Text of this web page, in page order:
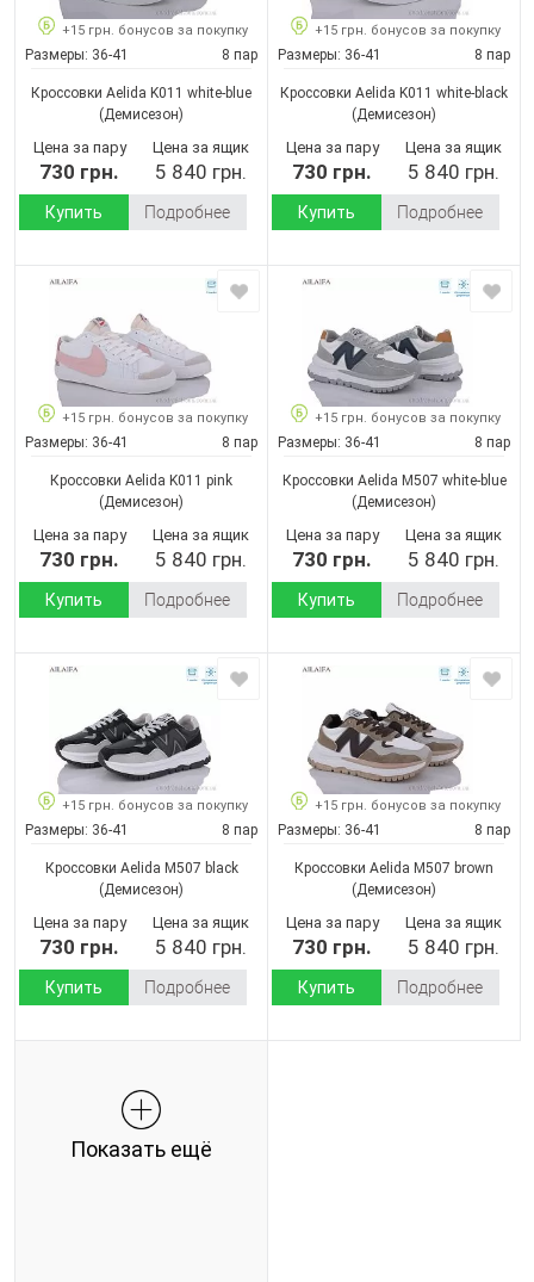
+15 грн. бонусов за покупку
Размеры: 36-41 8 пар
Кроссовки Aelida K011 white-blue
(Демисезон)
Цена за пару
730 грн.
Цена за ящик
5 840 грн.
Купить Подробнее
+15 грн. бонусов за покупку
Размеры: 36-41 8 пар
Кроссовки Aelida K011 white-black
(Демисезон)
Цена за пару
730 грн.
Цена за ящик
5 840 грн.
Купить Подробнее
+15 грн. бонусов за покупку
Размеры: 36-41 8 пар
Кроссовки Aelida K011 pink
(Демисезон)
Цена за пару
730 грн.
Цена за ящик
5 840 грн.
Купить Подробнее
+15 грн. бонусов за покупку
Размеры: 36-41 8 пар
Кроссовки Aelida M507 white-blue
(Демисезон)
Цена за пару
730 грн.
Цена за ящик
5 840 грн.
Купить Подробнее
+15 грн. бонусов за покупку
Размеры: 36-41 8 пар
Кроссовки Aelida M507 black
(Демисезон)
Цена за пару
730 грн.
Цена за ящик
5 840 грн.
Купить Подробнее
+15 грн. бонусов за покупку
Размеры: 36-41 8 пар
Кроссовки Aelida M507 brown
(Демисезон)
Цена за пару
730 грн.
Цена за ящик
5 840 грн.
Купить Подробнее
Показать ещё